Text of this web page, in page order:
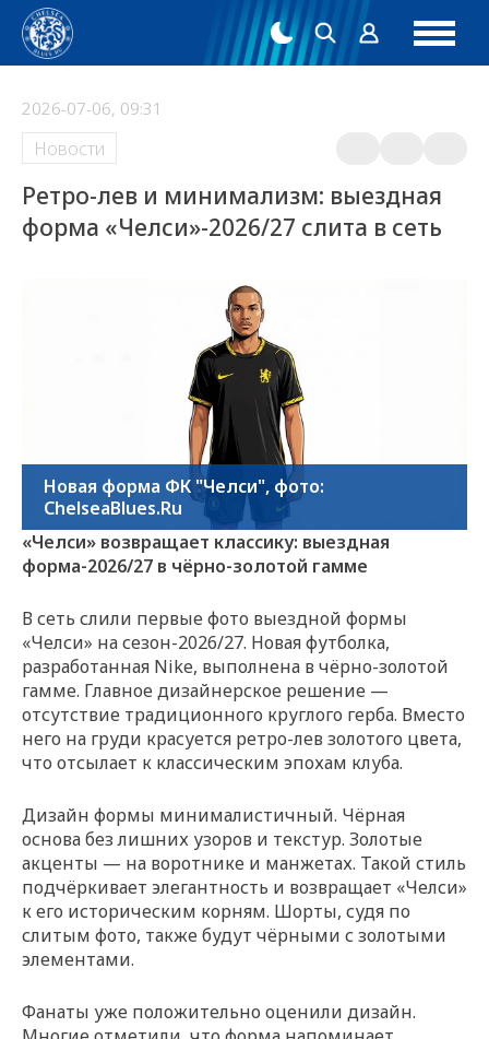
2026-07-06, 09:31
Новости
Ретро-лев и минимализм: выездная
форма «Челси»-2026/27 слита в сеть
Новая форма ФК "Челси", фото:
ChelseaBlues.Ru
«Челси» возвращает классику: выездная
форма-2026/27 в чёрно-золотой гамме
В сеть слили первые фото выездной формы
«Челси» на сезон-2026/27. Новая футболка,
разработанная Nike, выполнена в чёрно-золотой
гамме. Главное дизайнерское решение —
отсутствие традиционного круглого герба. Вместо
него на груди красуется ретро-лев золотого цвета,
что отсылает к классическим эпохам клуба.
Дизайн формы минималистичный. Чёрная
основа без лишних узоров и текстур. Золотые
акценты — на воротнике и манжетах. Такой стиль
подчёркивает элегантность и возвращает «Челси»
к его историческим корням. Шорты, судя по
слитым фото, также будут чёрными с золотыми
элементами.
Фанаты уже положительно оценили дизайн.